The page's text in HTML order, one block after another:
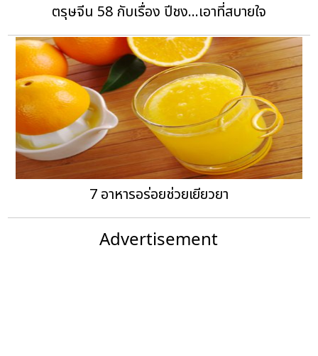
ตรุษจีน 58 กับเรื่อง ปีชง...เอาที่สบายใจ
7 อาหารอร่อยช่วยเยียวยา
Advertisement